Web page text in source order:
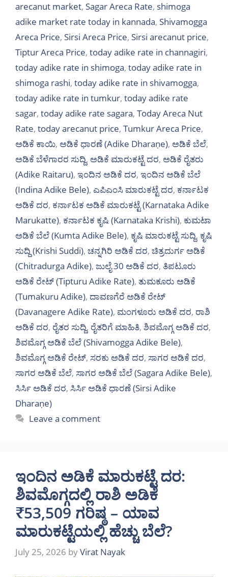
arecanut market, Sagar Areca Rate, shimoga
adike market rate today in kannada, Shivamogga
Areca Price, Sirsi Areca Price, Sirsi arecanut price,
Tiptur Areca Price, today adike rate in channagiri,
today adike rate in shimoga, today adike rate in
shimoga rashi, today adike rate in shivamogga,
today adike rate in tumkur, today adike rate
sagar, today adike rate sagara, Today Areca Nut
Rate, today arecanut price, Tumkur Areca Price,
ಅಡಿಕೆ ಕಾಯಿ, ಅಡಿಕೆ ಧಾರಣೆ (Adike Dharaṇe), ಅಡಿಕೆ ಬೆಲೆ,
ಅಡಿಕೆ ಬೆಳೆಗಾರರ ಸುದ್ದಿ, ಅಡಿಕೆ ಮಾರುಕಟ್ಟೆ ದರ, ಅಡಿಕೆ ರೈತರು
(Adike Raitaru), ಇಂದಿನ ಅಡಿಕೆ ದರ, ಇಂದಿನ ಅಡಿಕೆ ಬೆಲೆ
(Indina Adike Bele), ಎಪಿಎಂಸಿ ಮಾರುಕಟ್ಟೆ ದರ, ಕರ್ನಾಟಕ
ಅಡಿಕೆ ದರ, ಕರ್ನಾಟಕ ಅಡಿಕೆ ಮಾರುಕಟ್ಟೆ (Karnataka Adike
Marukatte), ಕರ್ನಾಟಕ ಕೃಷಿ (Karnataka Krishi), ಕುಮಟಾ
ಅಡಿಕೆ ಬೆಲೆ (Kumta Adike Bele), ಕೃಷಿ ಮಾರುಕಟ್ಟೆ ಸುದ್ದಿ, ಕೃಷಿ
ಸುದ್ದಿ (Krishi Suddi), ಚನ್ನಗಿರಿ ಅಡಿಕೆ ದರ, ಚಿತ್ರದುರ್ಗ ಅಡಿಕೆ
(Chitradurga Adike), ಜುಲೈ 30 ಅಡಿಕೆ ದರ, ತಿಪಟೂರು
ಅಡಿಕೆ ರೇಟ್ (Tipturu Adike Rate), ತುಮಕೂರು ಅಡಿಕೆ
(Tumakuru Adike), ದಾವಣಗೆರೆ ಅಡಿಕೆ ರೇಟ್
(Davanagere Adike Rate), ಮಂಗಳೂರು ಅಡಿಕೆ ದರ, ರಾಶಿ
ಅಡಿಕೆ ದರ, ರೈತರ ಸುದ್ದಿ, ರೈತರಿಗೆ ಮಾಹಿತಿ, ಶಿವಮೊಗ್ಗ ಅಡಿಕೆ ದರ,
ಶಿವಮೊಗ್ಗ ಅಡಿಕೆ ಬೆಲೆ (Shivamogga Adike Bele),
ಶಿವಮೊಗ್ಗ ಅಡಿಕೆ ರೇಟ್, ಸರಕು ಅಡಿಕೆ ದರ, ಸಾಗರ ಅಡಿಕೆ ದರ,
ಸಾಗರ ಅಡಿಕೆ ಬೆಲೆ, ಸಾಗರ ಅಡಿಕೆ ಬೆಲೆ (Sagara Adike Bele),
ಸಿರ್ಸಿ ಅಡಿಕೆ ದರ, ಸಿರ್ಸಿ ಅಡಿಕೆ ಧಾರಣೆ (Sirsi Adike
Dharaṇe)
Leave a comment
ಇಂದಿನ ಅಡಿಕೆ ಮಾರುಕಟ್ಟೆ ದರ:
ಶಿವಮೊಗ್ಗದಲ್ಲಿ ರಾಶಿ ಅಡಿಕೆ
₹53,509 ಗರಿಷ್ಠ – ಯಾವ
ಮಾರುಕಟ್ಟೆಯಲ್ಲಿ ಹೆಚ್ಚು ಬೆಲೆ?
July 25, 2026 byVirat Nayak